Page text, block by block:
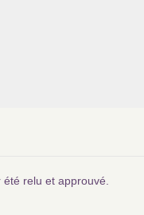
relu et approuvé.